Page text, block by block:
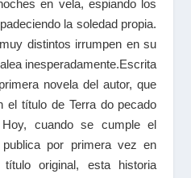
en vela, espiando los
la soledad propia.
distintos irrumpen en su
inesperadamente.Escrita
novela del autor, que
el título de Terra do pecado
cuando se cumple el
por primera vez en
original, esta historia